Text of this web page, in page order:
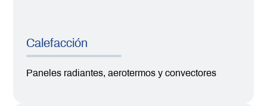
Calefacción
Paneles radiantes, aerotermos y convectores